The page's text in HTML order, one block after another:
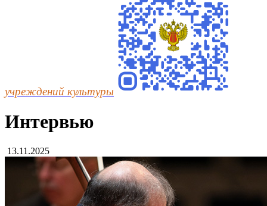
учреждений культуры
Интервью
13.11.2025